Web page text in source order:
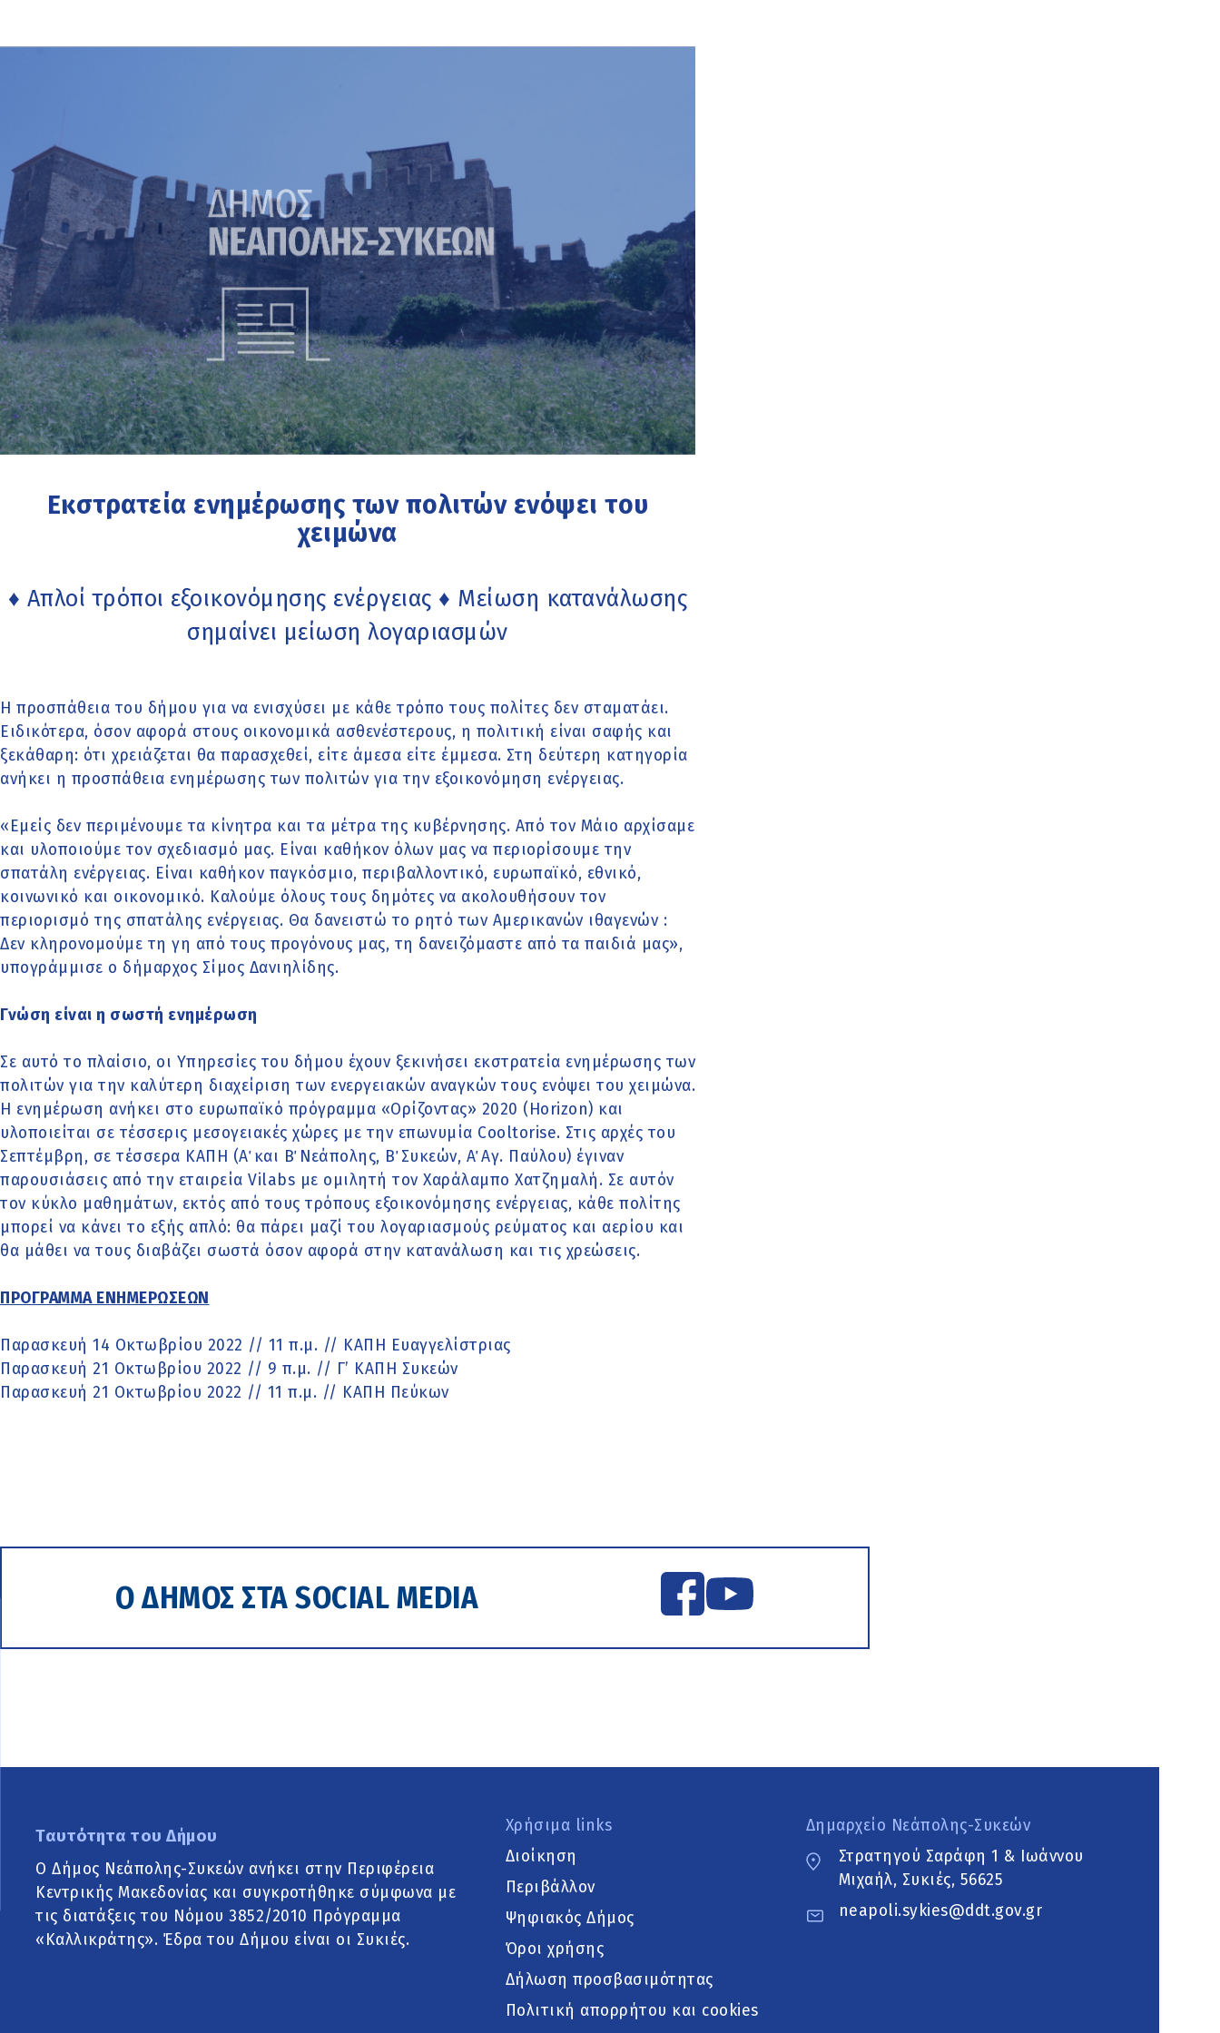
Εκστρατεία ενημέρωσης των πολιτών ενόψει του
χειμώνα
♦ Απλοί τρόποι εξοικονόμησης ενέργειας ♦ Μείωση κατανάλωσης
σημαίνει μείωση λογαριασμών
Η προσπάθεια του δήμου για να ενισχύσει με κάθε τρόπο τους πολίτες δεν σταματάει.
Ειδικότερα, όσον αφορά στους οικονομικά ασθενέστερους, η πολιτική είναι σαφής και
ξεκάθαρη: ότι χρειάζεται θα παρασχεθεί, είτε άμεσα είτε έμμεσα. Στη δεύτερη κατηγορία
ανήκει η προσπάθεια ενημέρωσης των πολιτών για την εξοικονόμηση ενέργειας.
«Εμείς δεν περιμένουμε τα κίνητρα και τα μέτρα της κυβέρνησης. Από τον Μάιο αρχίσαμε
και υλοποιούμε τον σχεδιασμό μας. Είναι καθήκον όλων μας να περιορίσουμε την
σπατάλη ενέργειας. Είναι καθήκον παγκόσμιο, περιβαλλοντικό, ευρωπαϊκό, εθνικό,
κοινωνικό και οικονομικό. Καλούμε όλους τους δημότες να ακολουθήσουν τον
περιορισμό της σπατάλης ενέργειας. Θα δανειστώ το ρητό των Αμερικανών ιθαγενών :
Δεν κληρονομούμε τη γη από τους προγόνους μας, τη δανειζόμαστε από τα παιδιά μας»,
υπογράμμισε ο δήμαρχος Σίμος Δανιηλίδης.
Γνώση είναι η σωστή ενημέρωση
Σε αυτό το πλαίσιο, οι Υπηρεσίες του δήμου έχουν ξεκινήσει εκστρατεία ενημέρωσης των
πολιτών για την καλύτερη διαχείριση των ενεργειακών αναγκών τους ενόψει του χειμώνα.
Η ενημέρωση ανήκει στο ευρωπαϊκό πρόγραμμα «Ορίζοντας» 2020 (Horizon) και
υλοποιείται σε τέσσερις μεσογειακές χώρες με την επωνυμία Cooltorise. Στις αρχές του
Σεπτέμβρη, σε τέσσερα ΚΑΠΗ (Α΄ και Β΄ Νεάπολης, Β΄ Συκεών, Α΄ Αγ. Παύλου) έγιναν
παρουσιάσεις από την εταιρεία Vilabs με ομιλητή τον Χαράλαμπο Χατζημαλή. Σε αυτόν
τον κύκλο μαθημάτων, εκτός από τους τρόπους εξοικονόμησης ενέργειας, κάθε πολίτης
μπορεί να κάνει το εξής απλό: θα πάρει μαζί του λογαριασμούς ρεύματος και αερίου και
θα μάθει να τους διαβάζει σωστά όσον αφορά στην κατανάλωση και τις χρεώσεις.
ΠΡΟΓΡΑΜΜΑ ΕΝΗΜΕΡΩΣΕΩΝ
Παρασκευή 14 Οκτωβρίου 2022 // 11 π.μ. // ΚΑΠΗ Ευαγγελίστριας
Παρασκευή 21 Οκτωβρίου 2022 // 9 π.μ. // Γ’ ΚΑΠΗ Συκεών
Παρασκευή 21 Οκτωβρίου 2022 // 11 π.μ. // ΚΑΠΗ Πεύκων
Ο ΔΗΜΟΣ ΣΤΑ SOCIAL MEDIA
Ταυτότητα του Δήμου
Ο Δήμος Νεάπολης-Συκεών ανήκει στην Περιφέρεια
Κεντρικής Μακεδονίας και συγκροτήθηκε σύμφωνα με
τις διατάξεις του Νόμου 3852/2010 Πρόγραμμα
«Καλλικράτης». Έδρα του Δήμου είναι οι Συκιές.
Χρήσιμα links
Διοίκηση
Περιβάλλον
Ψηφιακός Δήμος
Όροι χρήσης
Δήλωση προσβασιμότητας
Πολιτική απορρήτου και cookies
Δημαρχείο Νεάπολης-Συκεών
Στρατηγού Σαράφη 1 & Ιωάννου
Μιχαήλ, Συκιές, 56625
neapoli.sykies@ddt.gov.gr